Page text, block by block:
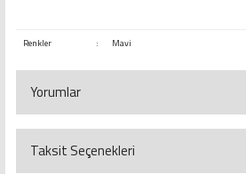
Renkler : Mavi
Yorumlar
Bu ürüne ilk yorumu siz
Taksit Seçenekleri